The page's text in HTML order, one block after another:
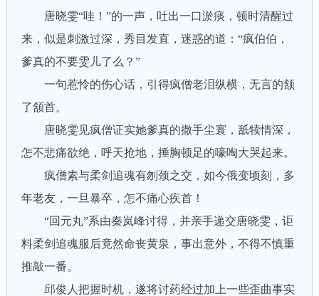
唐晓雯“哇！”的一声，吐出一口淤痰，顿时清醒过
来，似是刺激过深，秀目发直，迷惑的道：“疯伯伯，
爹真的不要雯儿了么？”
一句惹怜的伤心话，引得疯僧老泪纵横，无言的颔
了颔首。
唐晓雯见疯僧证实她爹真的撒手尘寰，舐犊情深，
怎不悲痛欲绝，呼天抢地，捶胸顿足的嚎啕大哭起来。
疯僧素与柔剑追魂有刎颈之交，如今俄变顷刻，多
年老友，一旦暴卒，怎不痛心疾首！
“回元丸”系由秦岚峰讨得，并亲手递交唐晓雯，讵
料柔剑追魂服后竟然命丧黄泉，事出意外，不得不慎重
推敲一番。
邱俊人把握时机，遂将讨药经过加上一些歪曲事实